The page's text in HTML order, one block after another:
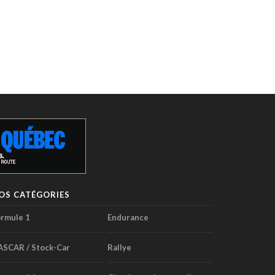
CATÉGORIES
1 Endurance
/ Stock-Car Rallye